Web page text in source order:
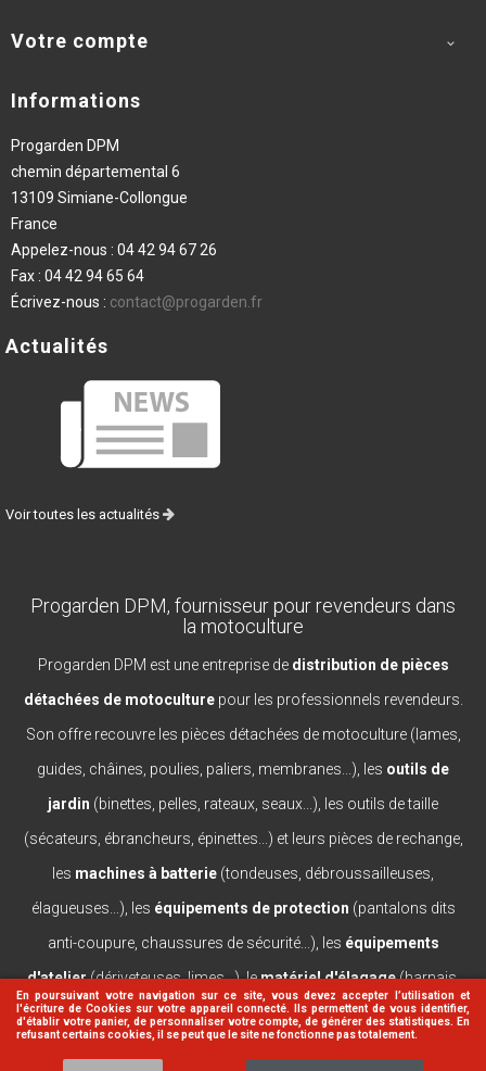
En poursuivant votre navigation sur ce site, vous devez accepter l’utilisation et
l'écriture de Cookies sur votre appareil connecté. Ils permettent de vous identifier,
d'établir votre panier, de personnaliser votre compte, de générer des statistiques. En
refusant certains cookies, il se peut que le site ne fonctionne pas totalement.
Votre compte 
Informations
Progarden DPM
chemin départemental 6
13109 Simiane-Collongue
France
Appelez-nous : 04 42 94 67 26
Fax : 04 42 94 65 64
Écrivez-nous : contact@progarden.fr
Actualités
Voir toutes les actualités
Progarden DPM, fournisseur pour revendeurs dans
la motoculture
Progarden DPM est une entreprise de distribution de pièces
détachées de motoculturepour les professionnels revendeurs.
Son offre recouvre les pièces détachées de motoculture (lames,
guides, châines, poulies, paliers, membranes...), les outils de
jardin (binettes, pelles, rateaux, seaux...), les outils de taille
(sécateurs, ébrancheurs, épinettes...) et leurs pièces de rechange,
les machines à batterie (tondeuses, débroussailleuses,
élagueuses...), les équipements de protection (pantalons dits
anti-coupure, chaussures de sécurité...), les équipements
d'atelier(dériveteuses, limes...), lematériel d'élagage(harnais,
casques, lanceurs...).